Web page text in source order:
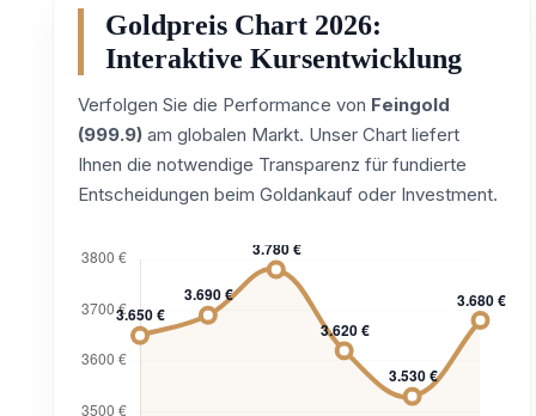
Goldpreis Chart 2026:
Interaktive Kursentwicklung
Verfolgen Sie die Performance von Feingold
(999.9) am globalen Markt. Unser Chart liefert
Ihnen die notwendige Transparenz für fundierte
Entscheidungen beim Goldankauf oder Investment.